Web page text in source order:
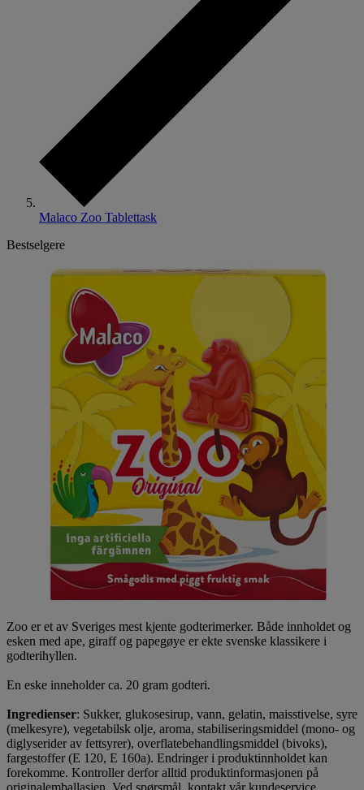
Malaco Zoo Tablettask
Bestselgere
Zoo er et av Sveriges mest kjente godterimerker. Både innholdet og
esken med ape, giraff og papegøye er ekte svenske klassikere i
godterihyllen.
En eske inneholder ca. 20 gram godteri.
Ingredienser: Sukker, glukosesirup, vann, gelatin, maisstivelse, syre
(melkesyre), vegetabilsk olje, aroma, stabiliseringsmiddel (mono- og
diglyserider av fettsyrer), overflatebehandlingsmiddel (bivoks),
fargestoffer (E 120, E 160a). Endringer i produktinnholdet kan
forekomme. Kontroller derfor alltid produktinformasjonen på
originalemballasjen. Ved spørsmål, kontakt vår kundeservice.